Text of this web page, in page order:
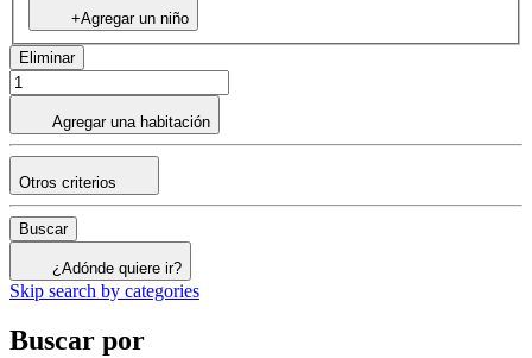
+Agregar un niño
Eliminar
Agregar una habitación
Otros criterios
Buscar
¿Adónde quiere ir?
Skip search by categories
Buscar por